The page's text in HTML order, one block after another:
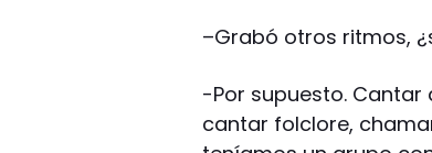
–Grabó otros ritmos,
-Por supuesto. Cantar
cantar folclore,